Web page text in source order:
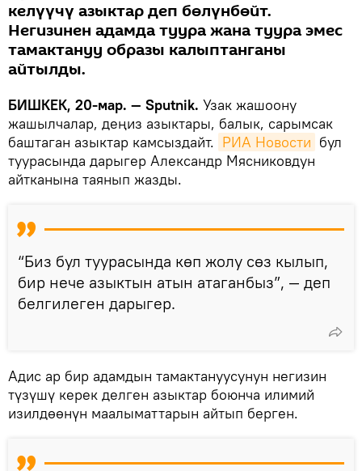
келүүчү азыктар деп бөлүнбөйт.
Негизинен адамда туура жана туура эмес
тамактануу образы калыптанганы
айтылды.
БИШКЕК, 20-мар. — Sputnik. Узак жашоону
жашылчалар, деңиз азыктары, балык, сарымсак
баштаган азыктар камсыздайт. РИА Новости бул
туурасында дарыгер Александр Мясниковдун
айтканына таянып жазды.
“Биз бул туурасында көп жолу сөз кылып,
бир нече азыктын атын атаганбыз”, — деп
белгилеген дарыгер.
Адис ар бир адамдын тамактануусунун негизин
түзүшү керек делген азыктар боюнча илимий
изилдөөнүн маалыматтарын айтып берген.